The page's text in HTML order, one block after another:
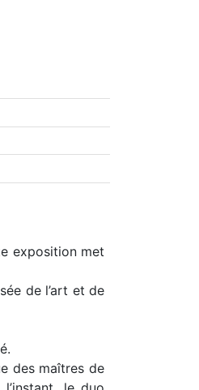
exposition met
de l’art et de
des maîtres de